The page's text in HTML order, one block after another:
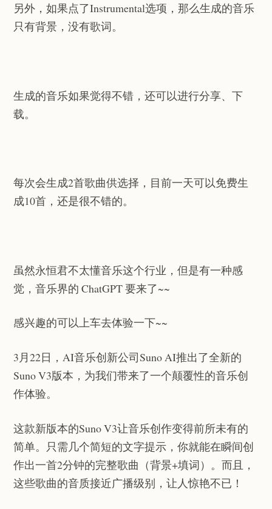
另外，如果点了Instrumental选项，那么生成的音乐
只有背景，没有歌词。
生成的音乐如果觉得不错，还可以进行分享、下
载。
每次会生成2首歌曲供选择，目前一天可以免费生
成10首，还是很不错的。
虽然永恒君不太懂音乐这个行业，但是有一种感
觉，音乐界的 ChatGPT 要来了~~
感兴趣的可以上车去体验一下~~
3月22日，AI音乐创新公司Suno AI推出了全新的
Suno V3版本，为我们带来了一个颠覆性的音乐创
作体验。
这款新版本的Suno V3让音乐创作变得前所未有的
简单。只需几个简短的文字提示，你就能在瞬间创
作出一首2分钟的完整歌曲（背景+填词）。而且，
这些歌曲的音质接近广播级别，让人惊艳不已！